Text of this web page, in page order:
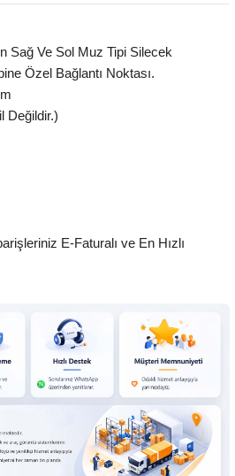
Sağ Ve Sol Muz Tipi Silecek
Özel Bağlantı Noktası.
Değildir.)
E-Faturalı ve En Hızlı